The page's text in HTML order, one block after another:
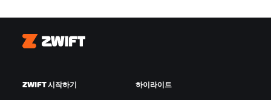
Zwift
ZWIFT 시작하기 하이라이트